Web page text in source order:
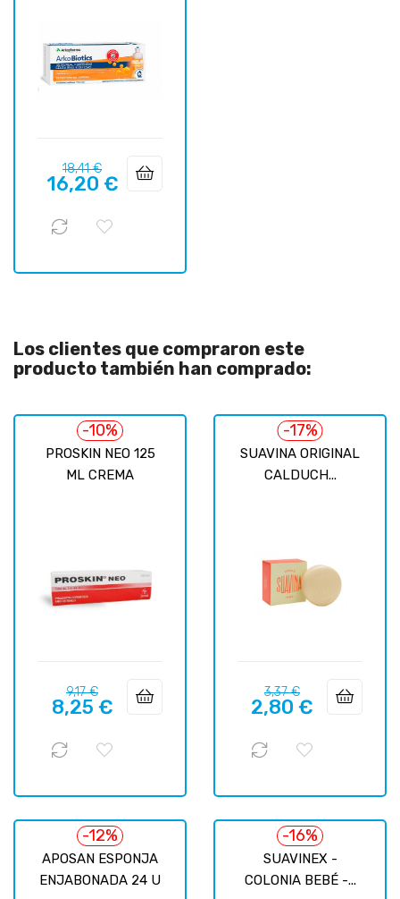
Precio
regular
18,41 €Precio
16,20 €
Los clientes que compraron este
producto también han comprado:
PROSKIN NEO 125
ML CREMA
-10%
Precio
regular
9,17 €Precio
8,25 €
SUAVINA ORIGINAL
CALDUCH...
-17%
Precio
regular
3,37 €Precio
2,80 €
APOSAN ESPONJA
ENJABONADA 24 U
-12%
SUAVINEX -
COLONIA BEBÉ -...
-16%